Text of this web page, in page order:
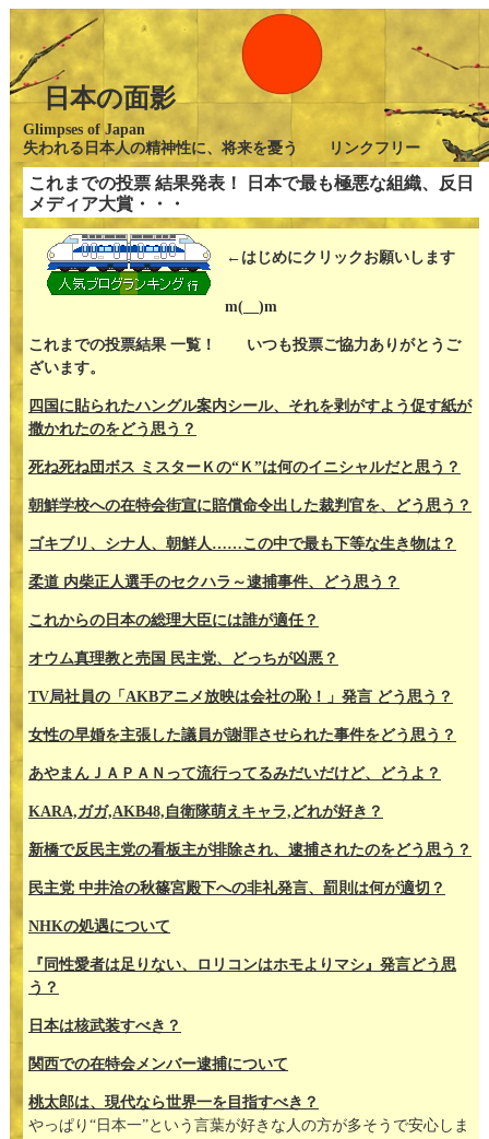
日本の面影
Glimpses of Japan
失われる日本人の精神性に、将来を憂う リンクフリー
これまでの投票 結果発表！ 日本で最も極悪な組織、反日
メディア大賞・・・
←はじめにクリックお願いします
m(__)m
これまでの投票結果 一覧！ いつも投票ご協力ありがとうご
ざいます。
四国に貼られたハングル案内シール、それを剥がすよう促す紙が
撒かれたのをどう思う？
死ね死ね団ボス ミスターＫの“Ｋ”は何のイニシャルだと思う？
朝鮮学校への在特会街宣に賠償命令出した裁判官を、どう思う？
ゴキブリ、シナ人、朝鮮人……この中で最も下等な生き物は？
柔道 内柴正人選手のセクハラ～逮捕事件、どう思う？
これからの日本の総理大臣には誰が適任？
オウム真理教と売国 民主党、どっちが凶悪？
TV局社員の「AKBアニメ放映は会社の恥！」発言 どう思う？
女性の早婚を主張した議員が謝罪させられた事件をどう思う？
あやまんＪＡＰＡＮって流行ってるみだいだけど、どうよ？
KARA,ガガ,AKB48,自衛隊萌えキャラ,どれが好き？
新橋で反民主党の看板主が排除され、逮捕されたのをどう思う？
民主党 中井洽の秋篠宮殿下への非礼発言、罰則は何が適切？
NHKの処遇について
『同性愛者は足りない、ロリコンはホモよりマシ』発言どう思
う？
日本は核武装すべき？
関西での在特会メンバー逮捕について
桃太郎は、現代なら世界一を目指すべき？
やっぱり“日本一”という言葉が好きな人の方が多そうで安心しま